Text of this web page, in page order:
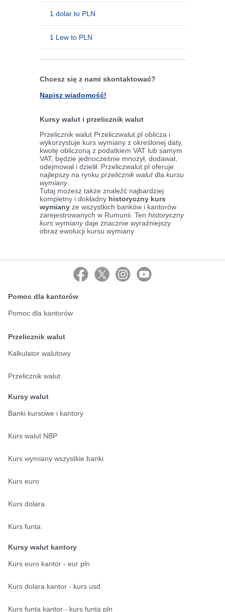
1 dolar to PLN
1 Lew to PLN
Chcesz się z nami skontaktować?
Napisz wiadomość!
Kursy walut i przelicznik walut
Przelicznik walut Przeliczwalut.pl oblicza i
wykorzystuje kurs wymiany z określonej daty,
kwotę obliczoną z podatkiem VAT lub samym
VAT, będzie jednocześnie mnożył, dodawał,
odejmował i dzielił. Przeliczwalut.pl oferuje
najlepszy na rynku przelicznik walutdla kursu
wymiany.
Tutaj możesz także znaleźć najbardziej
kompletny i dokładny historyczny kurs
wymiany ze wszystkich banków i kantorów
zarejestrowanych w Rumunii. Ten historyczny
kurs wymianydaje znacznie wyraźniejszy
obraz ewolucji kursu wymiany.
Pomoc dla kantorów
Pomoc dla kantorów
Przelicznik walut
Kalkulator walutowy
Przelicznik walut
Kursy walut
Banki kursowe i kantory
Kurs walut NBP
Kurs wymiany wszystkie banki
Kurs euro
Kurs dolara
Kurs funta
Kursy walut kantory
Kurs euro kantor - eur pln
Kurs dolara kantor - kurs usd
Kurs funta kantor - kurs funta pln